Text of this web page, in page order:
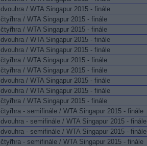
dvouhra / WTA Singapur 2015 - finále
čtyřhra / WTA Singapur 2015 - finále
čtyřhra / WTA Singapur 2015 - finále
dvouhra / WTA Singapur 2015 - finále
dvouhra / WTA Singapur 2015 - finále
čtyřhra / WTA Singapur 2015 - finále
čtyřhra / WTA Singapur 2015 - finále
dvouhra / WTA Singapur 2015 - finále
dvouhra / WTA Singapur 2015 - finále
čtyřhra / WTA Singapur 2015 - finále
čtyřhra - semifinále / WTA Singapur 2015 - finále
dvouhra - semifinále / WTA Singapur 2015 - finále
dvouhra - semifinále / WTA Singapur 2015 - finále
čtyřhra - semifinále / WTA Singapur 2015 - finále